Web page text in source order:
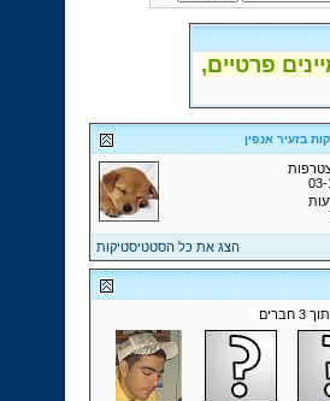
פרטיים,
בזעיר אנפין
03-
הצג את כל הסטטיסטיקות